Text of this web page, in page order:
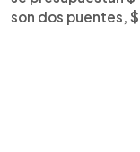
son dos puentes,